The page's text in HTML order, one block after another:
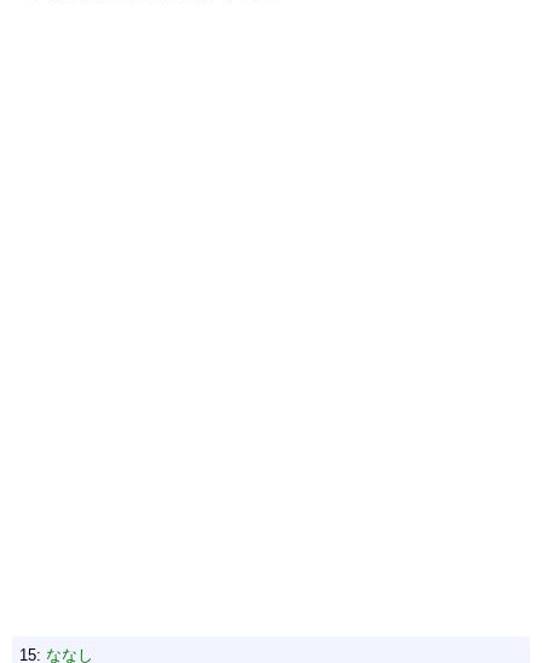
15: ななし